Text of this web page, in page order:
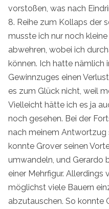
vorstoßen, was nach
8. Reihe zum Kollaps der
musste ich nur noch
abwehren, wobei ich
können. Ich hatte nämlich
Gewinnzuges einen
es zum Glück nicht, weil
Vielleicht hätte ich es ja
noch gesehen. Bei der
nach meinem Antwortzug
konnte Grover seinen
umwandeln, und Gerardo
einer Mehrfigur. Allerdings
möglichst viele Bauern
abzutauschen. So konnte